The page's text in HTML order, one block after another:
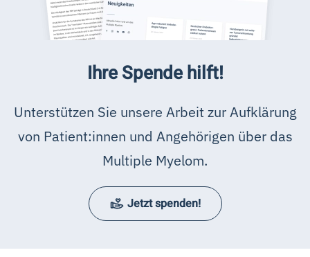
Ihre Spende hilft!
Unterstützen Sie unsere Arbeit zur Aufklärung
von Patient:innen und Angehörigen über das
Multiple Myelom.
Jetzt spenden!